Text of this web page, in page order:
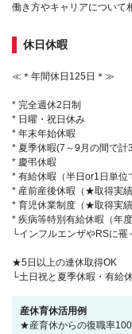
働き方やキャリアについて
休日休暇
≪＊年間休日125日＊≫
* 完全週休2日制
* 日曜・祝日休み
* 年末年始休暇
* 夏季休暇(7～9月の間で計
* 慶弔休暇
* 有給休暇（半日or1日単位
* 産前産後休暇（★取得実績
* 育児休業制度（★取得実績
* 疾病等特別有給休暇（年
└インフルエンザやRSに罹
★5日以上の連休取得OK
└土日祝と夏季休暇・有給
産休育休活用例
★産育休からの復職率100